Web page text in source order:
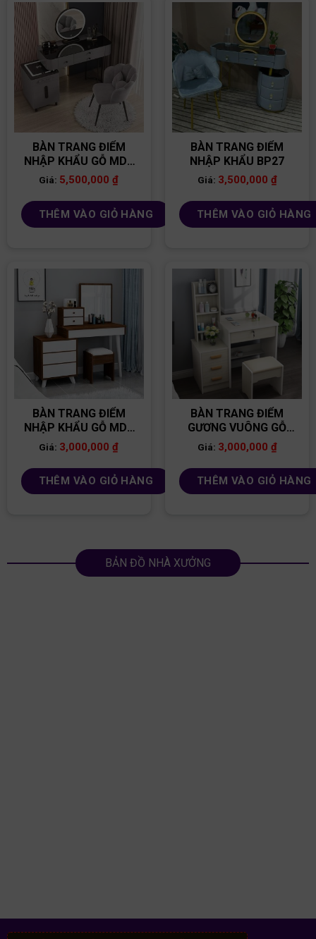
BÀN TRANG ĐIỂM
NHẬP KHẨU GỖ MDF
BP22
Giá: 5,500,000₫
THÊM VÀO GIỎ HÀNG
BÀN TRANG ĐIỂM
NHẬP KHẨU BP27
Giá: 3,500,000 ₫
THÊM VÀO GIỎ HÀNG
BÀN TRANG ĐIỂM
NHẬP KHẨU GỖ MDF
BP01
Giá: 3,000,000₫
THÊM VÀO GIỎ HÀNG
BÀN TRANG ĐIỂM
GƯƠNG VUÔNG GỖ
MDF BP04
Giá: 3,000,000 ₫
THÊM VÀO GIỎ HÀNG
BẢN ĐỒ NHÀ XƯỞNG